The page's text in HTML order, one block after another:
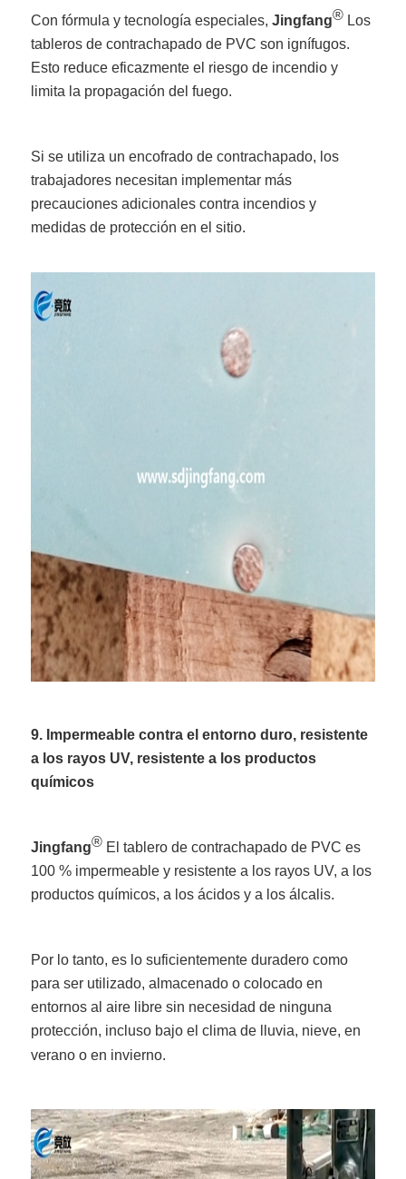
Con fórmula y tecnología especiales,Jingfang® Los
tableros de contrachapado de PVC son ignífugos.
Esto reduce eficazmente el riesgo de incendio y
limita la propagación del fuego.
Si se utiliza un encofrado de contrachapado, los
trabajadores necesitan implementar más
precauciones adicionales contra incendios y
medidas de protección en el sitio.
9. Impermeable contra el entorno duro, resistente
a los rayos UV, resistente a los productos
químicos
Jingfang® El tablero de contrachapado de PVC es
100 % impermeable y resistente a los rayos UV, a los
productos químicos, a los ácidos y a los álcalis.
Por lo tanto, es lo suficientemente duradero como
para ser utilizado, almacenado o colocado en
entornos al aire libre sin necesidad de ninguna
protección, incluso bajo el clima de lluvia, nieve, en
verano o en invierno.